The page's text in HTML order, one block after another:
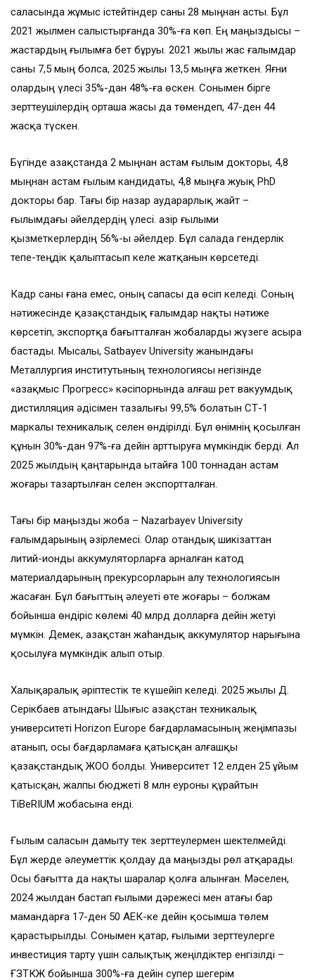
саласында жұмыс істейтіндер саны 28 мыңнан асты. Бұл
2021 жылмен салыстырғанда 30%-ға көп. Ең маңыздысы –
жастардың ғылымға бет бұруы. 2021 жылы жас ғалымдар
саны 7,5 мың болса, 2025 жылы 13,5 мыңға жеткен. Яғни
олардың үлесі 35%-дан 48%-ға өскен. Сонымен бірге
зерттеушілердің орташа жасы да төмендеп, 47-ден 44
жасқа түскен.
Бүгінде Қазақстанда 2 мыңнан астам ғылым докторы, 4,8
мыңнан астам ғылым кандидаты, 4,8 мыңға жуық PhD
докторы бар. Тағы бір назар аударарлық жайт –
ғылымдағы әйелдердің үлесі. Қазір ғылыми
қызметкерлердің 56%-ы әйелдер. Бұл салада гендерлік
тепе-теңдік қалыптасып келе жатқанын көрсетеді.
Кадр саны ғана емес, оның сапасы да өсіп келеді. Соның
нәтижесінде қазақстандық ғалымдар нақты нәтиже
көрсетіп, экспортқа бағытталған жобаларды жүзеге асыра
бастады. Мысалы, Satbayev University жанындағы
Металлургия институтының технологиясы негізінде
«Қазақмыс Прогресс» кәсіпорнында алғаш рет вакуумдық
дистилляция әдісімен тазалығы 99,5% болатын СТ-1
маркалы техникалық селен өндірілді. Бұл өнімнің қосылған
құнын 30%-дан 97%-ға дейін арттыруға мүмкіндік берді. Ал
2025 жылдың қаңтарында Қытайға 100 тоннадан астам
жоғары тазартылған селен экспортталған.
Тағы бір маңызды жоба – Nazarbayev University
ғалымдарының әзірлемесі. Олар отандық шикізаттан
литий-ионды аккумуляторларға арналған катод
материалдарының прекурсорларын алу технологиясын
жасаған. Бұл бағыттың әлеуеті өте жоғары – болжам
бойынша өндіріс көлемі 40 млрд долларға дейін жетуі
мүмкін. Демек, Қазақстан жаһандық аккумулятор нарығына
қосылуға мүмкіндік алып отыр.
Халықаралық әріптестік те күшейіп келеді. 2025 жылы Д.
Серікбаев атындағы Шығыс Қазақстан техникалық
университеті Horizon Europe бағдарламасының жеңімпазы
атанып, осы бағдарламаға қатысқан алғашқы
қазақстандық ЖОО болды. Университет 12 елден 25 ұйым
қатысқан, жалпы бюджеті 8 млн еуроны құрайтын
TiBeRIUM жобасына енді.
Ғылым саласын дамыту тек зерттеулермен шектелмейді.
Бұл жерде әлеуметтік қолдау да маңызды рөл атқарады.
Осы бағытта да нақты шаралар қолға алынған. Мәселен,
2024 жылдан бастап ғылыми дәрежесі мен атағы бар
мамандарға 17-ден 50 АЕК-ке дейін қосымша төлем
қарастырылды. Сонымен қатар, ғылыми зерттеулерге
инвестиция тарту үшін салықтық жеңілдіктер енгізілді –
ҒЗТКЖ бойынша 300%-ға дейін супер шегерім